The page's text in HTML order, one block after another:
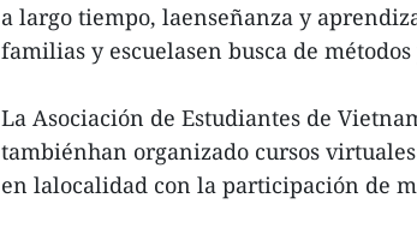
a largo tiempo, laenseñanza y
familias y escuelasen busca de
La Asociación de Estudiantes de
tambiénhan organizado cursos
en lalocalidad con la participación de